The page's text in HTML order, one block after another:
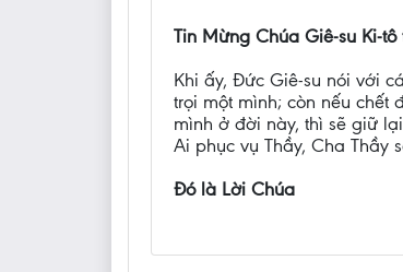
Tin Mừng Chúa Giê-su Ki-
Khi ấy, Đức Giê-su nói với
trọi một mình; còn nếu chết
mình ở đời này, thì sẽ giữ
Ai phục vụ Thầy, Cha Thầy
Đó là Lời Chúa